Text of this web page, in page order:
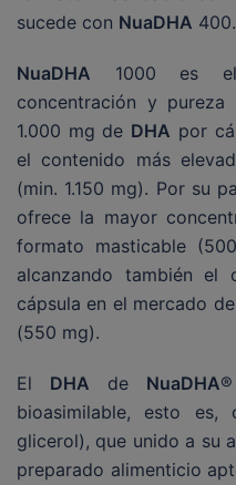
sucede con NuaDHA 400.
NuaDHA 1000 es el
concentración y
1.000 mg de DHA por
el contenido más
(min. 1.150 mg). Por su
ofrece la mayor
formato masticable
alcanzando también el
cápsula en el mercado
(550 mg).
El DHA de NuaDHA
bioasimilable, esto es,
glicerol), que unido a su
preparado alimenticio